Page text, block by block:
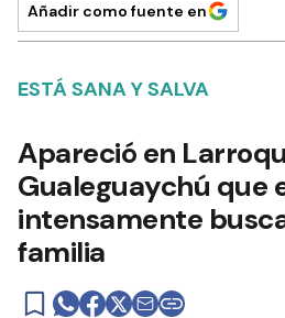
Añadir como fuente en
ESTÁ SANA Y SALVA
Apareció en
Gualeguaychú que
intensamente
familia